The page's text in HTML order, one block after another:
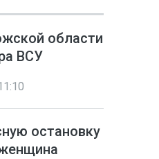
области
ВСУ
остановку